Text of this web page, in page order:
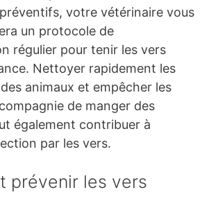
votre vétérinaire vous
un protocole de
régulier pour tenir les vers
Nettoyer rapidement les
animaux et empêcher les
de manger des
également contribuer à
par les vers.
prévenir les vers